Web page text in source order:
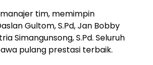
manajer tim, memimpin
Gultom, S.Pd, Jan Bobby
Simangunsong, S.Pd. Seluruh
pulang prestasi terbaik.